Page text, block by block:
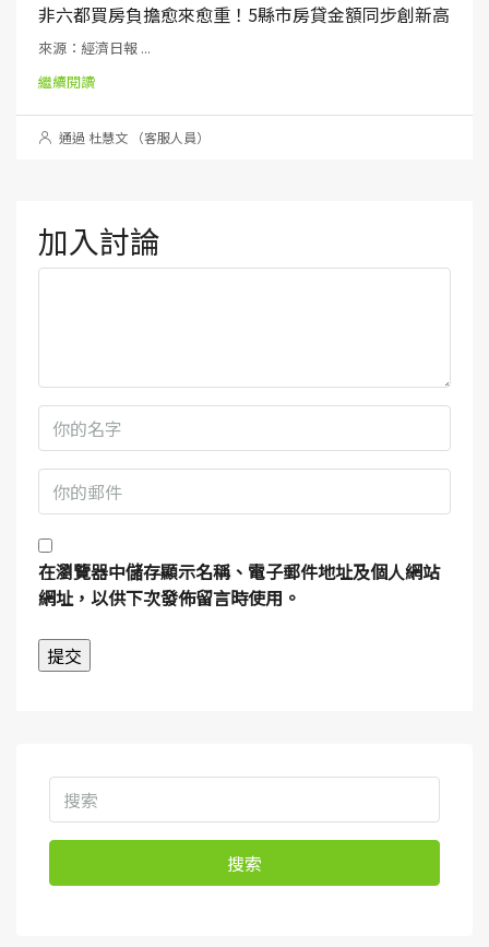
非六都買房負擔愈來愈重！5縣市房貸金額同步創新高
來源：經濟日報 ...
繼續閱讀
通過 杜慧文 （客服人員）
加入討論
在瀏覽器中儲存顯示名稱、電子郵件地址及個人網站
網址，以供下次發佈留言時使用。
搜索